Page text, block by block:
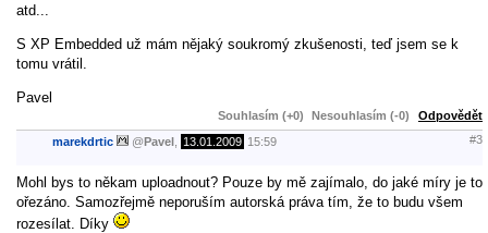
atd...
S XP Embedded už mám nějaký soukromý zkušenosti, teď jsem se k
tomu vrátil.
Pavel
Souhlasím (+0) Nesouhlasím (-0) Odpovědět
marekdrtic @Pavel 13.01.2009 15:59 #3
Mohl bys to někam uploadnout? Pouze by mě zajímalo, do jaké míry je to
ořezáno. Samozřejmě neporuším autorská práva tím, že to budu všem
rozesílat. Díky